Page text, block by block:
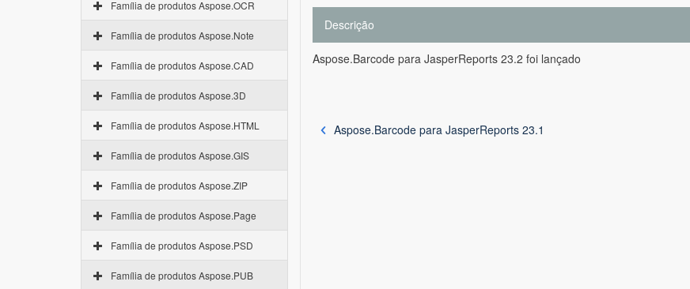
Família de produtos Aspose.OCR
Família de produtos Aspose.Note
Família de produtos Aspose.CAD
Família de produtos Aspose.3D
Família de produtos Aspose.HTML
Família de produtos Aspose.GIS
Família de produtos Aspose.ZIP
Família de produtos Aspose.Page
Família de produtos Aspose.PSD
Família de produtos Aspose.PUB
Descrição
Aspose.Barcode para JasperReports 23.2 foi lançado
Aspose.Barcode para JasperReports 23.1